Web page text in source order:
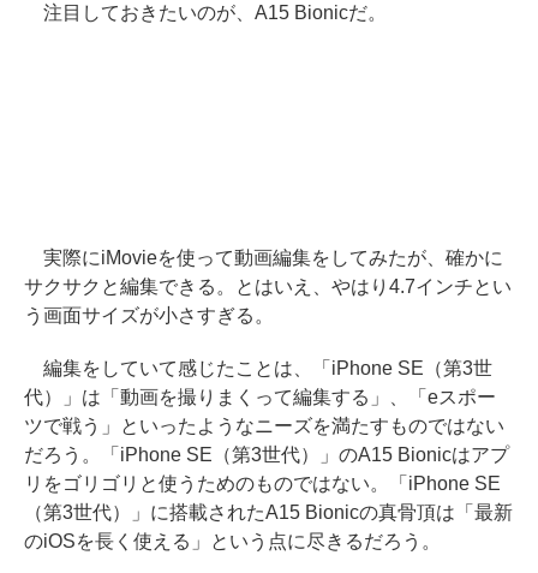
注目しておきたいのが、A15 Bionicだ。
実際にiMovieを使って動画編集をしてみたが、確かに
サクサクと編集できる。とはいえ、やはり4.7インチとい
う画面サイズが小さすぎる。
編集をしていて感じたことは、「iPhone SE（第3世
代）」は「動画を撮りまくって編集する」、「eスポー
ツで戦う」といったようなニーズを満たすものではない
だろう。「iPhone SE（第3世代）」のA15 Bionicはアプ
リをゴリゴリと使うためのものではない。「iPhone SE
（第3世代）」に搭載されたA15 Bionicの真骨頂は「最新
のiOSを長く使える」という点に尽きるだろう。